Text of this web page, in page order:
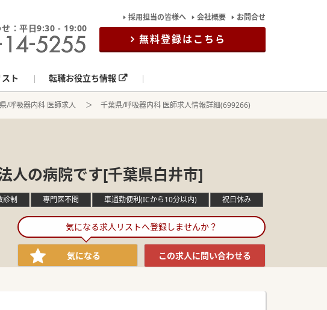
：平日9:30 - 19:00
採用担当の皆様へ 会社概要 お問合せ
無料登録はこちら
ト 転職お役立ち情報
/呼吸器内科 医師求人 千葉県/呼吸器内科 医師求人情報詳細(699266)
人の病院です[千葉県白井市]
診制 専門医不問 車通勤便利(ICから10分以内) 祝日休み
気になる求人リストへ登録しませんか？
気になる この求人に問い合わせる